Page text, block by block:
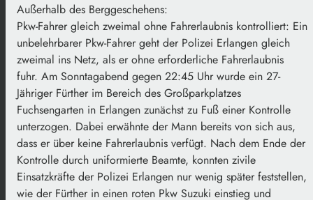
Außerhalb des Berggeschehens:
Pkw-Fahrer gleich zweimal ohne Fahrerlaubnis kontrolliert: Ein
unbelehrbarer Pkw-Fahrer geht der Polizei Erlangen gleich
zweimal ins Netz, als er ohne erforderliche Fahrerlaubnis
fuhr. Am Sonntagabend gegen 22:45 Uhr wurde ein 27-
Jähriger Fürther im Bereich des Großparkplatzes
Fuchsengarten in Erlangen zunächst zu Fuß einer Kontrolle
unterzogen. Dabei erwähnte der Mann bereits von sich aus,
dass er über keine Fahrerlaubnis verfügt. Nach dem Ende der
Kontrolle durch uniformierte Beamte, konnten zivile
Einsatzkräfte der Polizei Erlangen nur wenig später feststellen,
wie der Fürther in einen roten Pkw Suzuki einstieg und